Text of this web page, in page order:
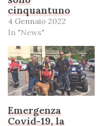
cinquantuno
4 Gennaio 2022
In "News"
Emergenza
Covid-19, la